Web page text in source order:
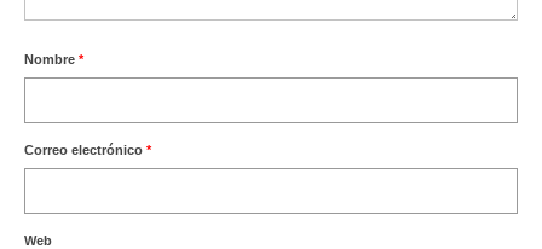
Nombre *
Correo electrónico *
Web